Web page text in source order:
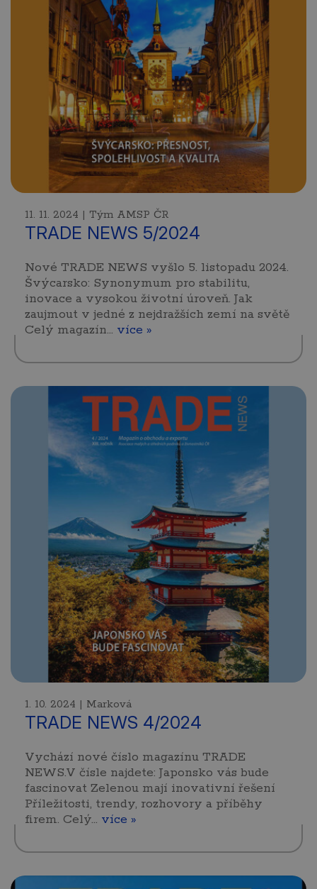
11. 11. 2024 | Tým AMSP ČR
TRADE NEWS 5/2024
Nové TRADE NEWS vyšlo 5. listopadu 2024.
Švýcarsko: Synonymum pro stabilitu,
inovace a vysokou životní úroveň. Jak
zaujmout v jedné z nejdražších zemí na světě
Celý magazín… více »
1. 10. 2024 | Marková
TRADE NEWS 4/2024
Vychází nové číslo magazínu TRADE
NEWS.V čísle najdete: Japonsko vás bude
fascinovat Zelenou mají inovativní řešení
Příležitosti, trendy, rozhovory a příběhy
firem. Celý… více »